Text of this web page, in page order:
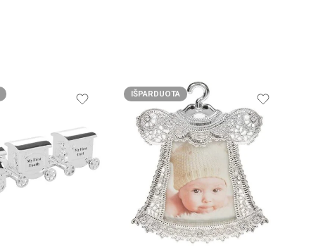
IŠPARDUOTA